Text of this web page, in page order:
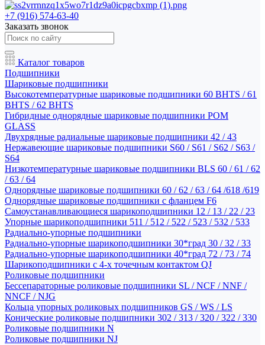
+7 (916) 574-63-40
Заказать звонок
Каталог товаров
Подшипники
Шариковые подшипники
Высокотемпературные шариковые подшипники 60 BHTS / 61
BHTS / 62 BHTS
Гибридные однорядные шариковые подшипники POM
GLASS
Двухрядные радиальные шариковые подшипники 42 / 43
Нержавеющие шариковые подшипники S60 / S61 / S62 / S63 /
S64
Низкотемпературные шариковые подшипники BLS 60 / 61 / 62
/ 63 / 64
Однорядные шариковые подшипники 60 / 62 / 63 / 64 /618 /619
Однорядные шариковые подшипники с фланцем F6
Самоустанавливающиеся шарикоподшипники 12 / 13 / 22 / 23
Упорные шарикоподшипники 511 / 512 / 522 / 523 / 532 / 533
Радиально-упорные подшипники
Радиально-упорные шарикоподшипники 30*град 30 / 32 / 33
Радиально-упорные шарикоподшипники 40*град 72 / 73 / 74
Шарикоподшипники с 4-х точечным контактом QJ
Роликовые подшипники
Бессепараторные роликовые подшипники SL / NCF / NNF /
NNCF / NJG
Кольца упорных роликовых подшипников GS / WS / LS
Конические роликовые подшипники 302 / 313 / 320 / 322 / 330
Роликовые подшипники N
Роликовые подшипники NJ